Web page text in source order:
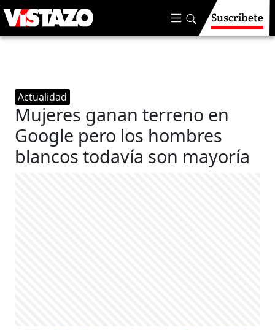
Suscríbete
Actualidad
Mujeres ganan terreno en
Google pero los hombres
blancos todavía son mayoría